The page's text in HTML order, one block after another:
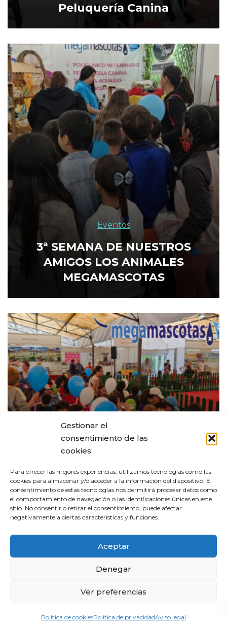
Gestionar el
consentimiento de las
cookies
Para ofrecer las mejores experiencias, utilizamos tecnologías como las
cookies para almacenar y/o acceder a la información del dispositivo. El
consentimiento de estas tecnologías nos permitirá procesar datos como
el comportamiento de navegación o las identificaciones únicas en este
sitio. No consentir o retirar el consentimiento, puede afectar
negativamente a ciertas características y funciones.
Aceptar
Denegar
Ver preferencias
Política de cookiesPolítica de privacidadAviso legal
Peluquería Canina
Eventos
3ª SEMANA DE NUESTROS
AMIGOS LOS ANIMALES
MEGAMASCOTAS
Eventos
Megamascotas en la 2ª
Semana de Nuestros Amigos
los Animales